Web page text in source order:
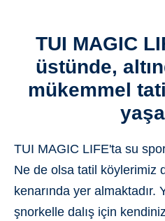
TUI MAGIC
üstünde,
mükemmel
TUI MAGIC LIFE'ta su
Ne de olsa tatil köylerimiz
kenarında yer almaktadır.
şnorkelle dalış için